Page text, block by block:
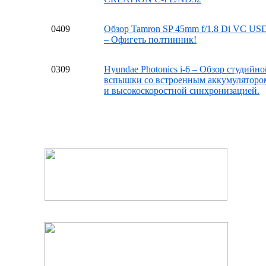
0409
Обзор Tamron SP 45mm f/1.8 Di VC
– Офигеть полтинник!
0309
Hyundae Photonics i-6 – Обзор
вспышки со встроенным
и высокоскоростной синхронизацией.